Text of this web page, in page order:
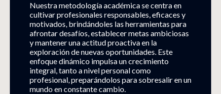
Nuestra metodología académica se centra en
cultivar profesionales responsables, eficaces y
motivados, brindándoles las herramientas para
afrontar desafíos, establecer metas ambiciosas
y mantener una actitud proactiva en la
exploración de nuevas oportunidades. Este
enfoque dinámico impulsa un crecimiento
integral, tanto a nivel personal como
profesional, preparándolos para sobresalir en un
mundo en constante cambio.